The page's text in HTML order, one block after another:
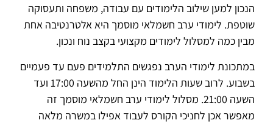
הנכון למען שילוב הלימודים עם עבודה, משפחה ותעסוקה
שוטפת. לימודי ערב חשמלאי מוסמך היא אלטרנטיבה אחת
מבין כמה למסלול לימודים מקצועי בקצב נוח ונכון.
במתכונת לימודי הערב נפגשים התלמידים פעם עד פעמיים
בשבוע. לרוב שעות הלימוד הינן החל מהשעה 17:00 ועד
השעה 21:00. מסלול לימודי ערב חשמלאי מוסמך זה
מאפשר אכן לחניכי הקורס לעבוד אפילו במשרה מלאה